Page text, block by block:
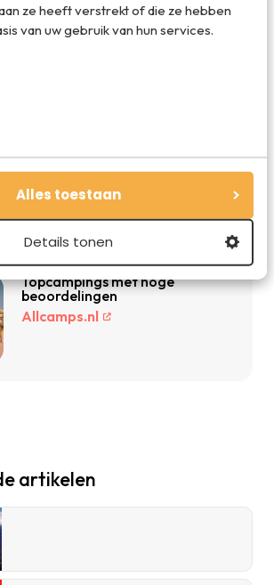
ze heeft verstrekt of die ze hebben
van uw gebruik van hun services.
Alles toestaan
Details tonen
Vind de beste hotels voor jouw
Topcampings met hoge
beoordelingen
Allcamps.nl
artikelen